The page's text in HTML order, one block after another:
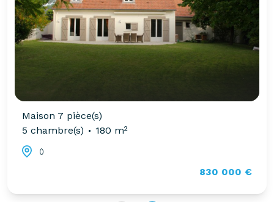
Maison 7 pièce(s)
5 chambre(s)
180 m²
()
830 000 €